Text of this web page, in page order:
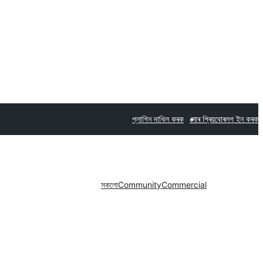
প্লাগিন দাখিল কৰক মোৰ প্ৰিয়বোৰলগ ইন কৰক
সকলোCommunityCommercial